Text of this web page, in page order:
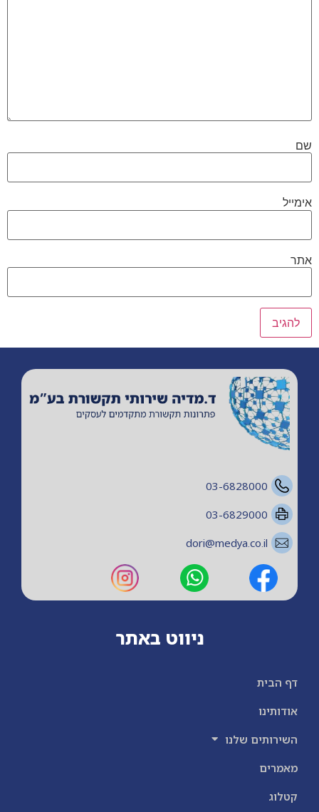
שם
אימייל
אתר
03-6828000
03-6829000
dori@medya.co.il
ניווט באתר
דף הבית
אודותינו
השירותים שלנו
מאמרים
קטלוג